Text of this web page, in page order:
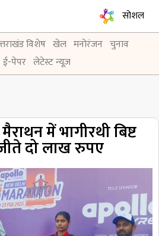
सोशल
विशेष खेल मनोरंजन चुनाव
ई-पेपर लेटेस्ट न्यूज़
में भागीरथी बिष्ट
जीते दो लाख रुपए